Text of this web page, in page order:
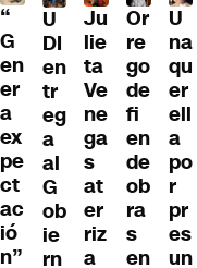
“
G
en
er
a
ex
pe
ct
ac
ió
n”
U
DI
en
tr
eg
a
al
G
ob
ie
rn
Ju
lie
ta
Ve
ne
ga
s
at
er
riz
a
Or
re
go
de
fi
en
de
ob
ra
s
en
U
na
qu
er
ell
a
po
r
pr
es
un